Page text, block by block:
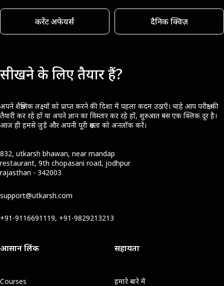
करेंट अफेयर्स दैनिक क्विज़
सीखने के लिए तैयार हैं?
अपने शैक्षणिक लक्ष्यों को प्राप्त करने की दिशा में पहला कदम उठाएँ। चाहे आप परीक्षा की
तैयारी कर रहे हों या अपने ज्ञान का विस्तार कर रहे हों, शुरुआत बस एक क्लिक दूर है।
आज ही हमसे जुड़ें और अपनी पूरी क्षमता को अनलॉक करें।
832, utkarsh bhawan, near mandap
restaurant, 9th chopasani road, jodhpur
rajasthan - 342003
support@utkarsh.com
+91-9116691119, +91-9829213213
आसान लिंक
Courses
सहायता
हमारे बारे में